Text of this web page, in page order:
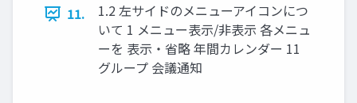
11.
1.2 左サイドのメニューアイコンにつ
いて 1 メニュー表示/非表示 各メニュ
ーを 表示・省略 年間カレンダー 11
グループ 会議通知